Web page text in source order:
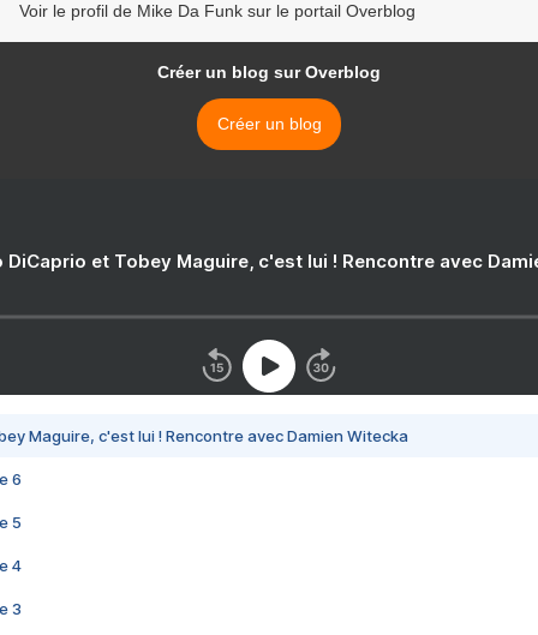
Voir le profil de Mike Da Funk sur le portail Overblog
Créer un blog sur Overblog
Créer un blog
DiCaprio et Tobey Maguire, c'est lui ! Rencontre avec
Maguire, c'est lui ! Rencontre avec Damien Witecka
6
5
4
3